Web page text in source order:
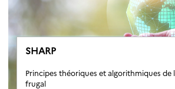
SHARP
Principes théoriques et algorithmiques de
frugal